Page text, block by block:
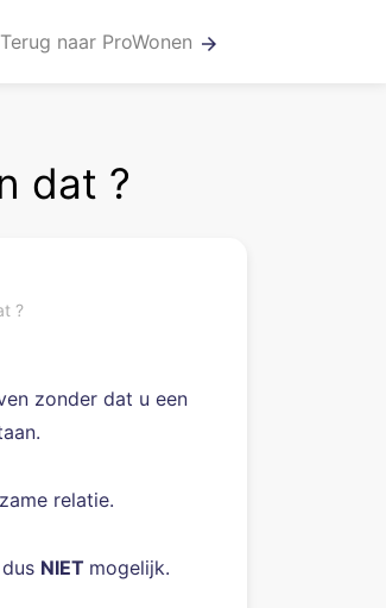
Terug naar ProWonen arrow_forward
dat ?
?
zonder dat u een
relatie.
NIET mogelijk.